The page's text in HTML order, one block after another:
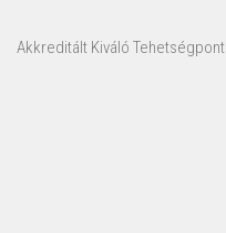
Akkreditált Kiváló Tehetségpont